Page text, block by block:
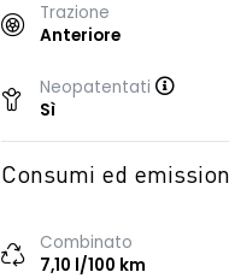
Trazione
Anteriore
Neopatentati
Sì
Consumi ed
Combinato
7,10 l/100 km